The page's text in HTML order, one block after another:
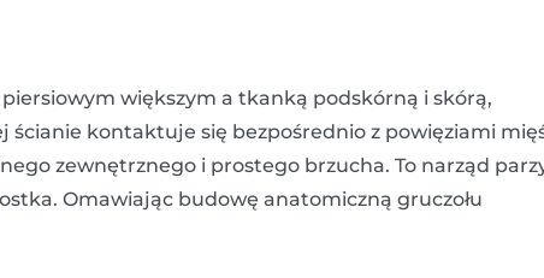
większym a tkanką podskórną i skórą,
ścianie kontaktuje się bezpośrednio z powięziami
zewnętrznego i prostego brzucha. To narząd
Omawiając budowę anatomiczną gruczołu